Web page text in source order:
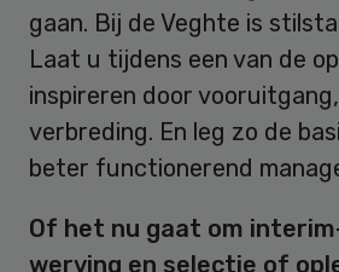
gaan. Bij de Veghte is
Laat u tijdens een van de
inspireren door
verbreding. En leg zo de
beter functionerend
Of het nu gaat om
werving en selectie of